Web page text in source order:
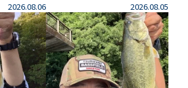
2026.08.06
2026.08.05